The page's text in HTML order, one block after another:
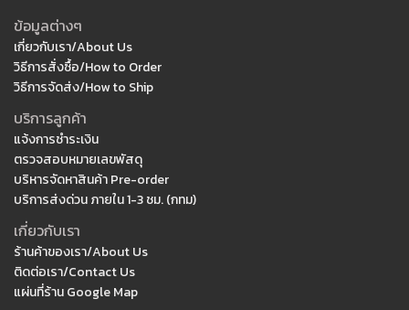
ข้อมูลต่างๆ
เกี่ยวกับเรา/About Us
วิธีการสั่งซื้อ/How to Order
วิธีการจัดส่ง/How to Ship
บริการลูกค้า
แจ้งการชำระเงิน
ตรวจสอบหมายเลขพัสดุ
บริหารจัดหาสินค้า Pre-order
บริการส่งด่วน ภายใน 1-3 ชม. (กทม)
เกี่ยวกับเรา
ร้านค้าของเรา/About Us
ติดต่อเรา/Contact Us
แผ่นที่ร้าน Google Map